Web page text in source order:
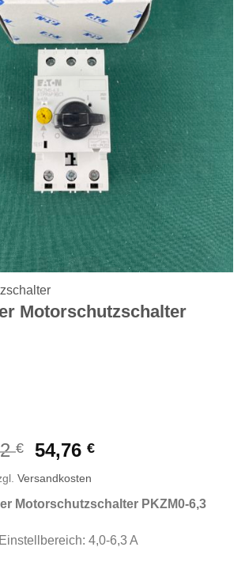
Motorschutzschalter
€
Ursprünglicher
war:
109,52 €
54,76€Aktueller
54,76 €.
Versandkosten
Motorschutzschalter PKZM0-6,3
Einstellbereich: 4,0-6,3 A